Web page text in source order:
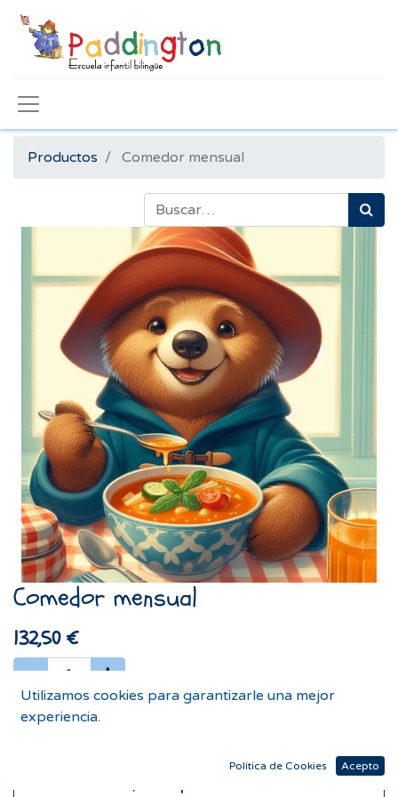
Productos Comedor mensual
Comedor mensual
132,50€
Utilizamos cookies para garantizarle una mejor
experiencia.
Política de Cookies Acepto